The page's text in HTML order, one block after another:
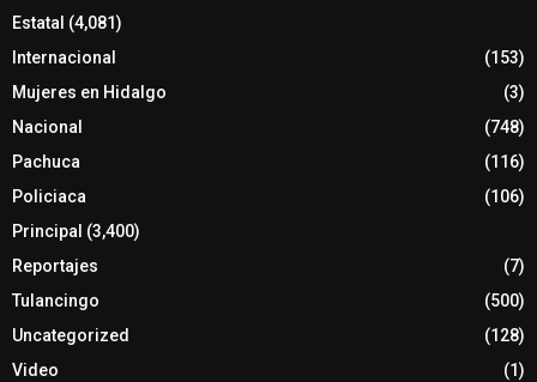
Estatal (4,081)
Internacional
(153)
Mujeres en Hidalgo
(3)
Nacional
(748)
Pachuca
(116)
Policiaca
(106)
Principal (3,400)
Reportajes
(7)
Tulancingo
(500)
Uncategorized
(128)
Video
(1)